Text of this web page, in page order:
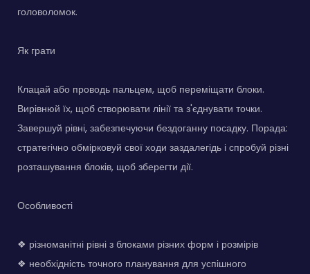
головоломок.
Як грати
Клацай або проводь пальцем, щоб переміщати блоки.
Вирівнюй їх, щоб створювати лінії та з'єднувати точки.
Завершуй рівні, забезпечуючи бездоганну посадку. Порада:
стратегічно обмірковуй свої ходи заздалегідь і спробуй різні
розташування блоків, щоб зберегти дії.
Особливості
❖ різноманітні рівні з блоками різних форм і розмірів
❖ необхідність точного планування для успішного